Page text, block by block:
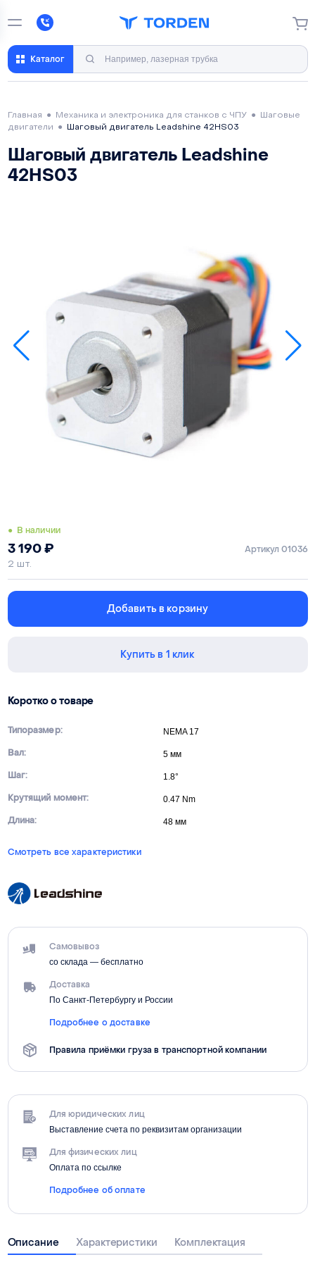
Каталог
Главная ● Механика и электроника для станков с ЧПУ●
Шаговые
двигатели ● Шаговый двигатель Leadshine 42HS03
Шаговый двигатель Leadshine
42HS03
● В наличии
3 190₽
2 шт.
Артикул 01036
Добавить в корзину
Купить в 1 клик
Коротко о товаре
Типоразмер: NEMA 17
Вал: 5 мм
Шаг: 1.8°
Крутящий момент: 0.47 Nm
Длина: 48 мм
Смотреть все характеристики
Самовывоз
со склада — бесплатно
Доставка
По Санкт-Петербургу и России
Подробнее о доставке
Правила приёмки груза в транспортной компании
Для юридических лиц
Выставление счета по реквизитам организации
Для физических лиц
Оплата по ссылке
Подробнее об оплате
Описание Характеристики Комплектация